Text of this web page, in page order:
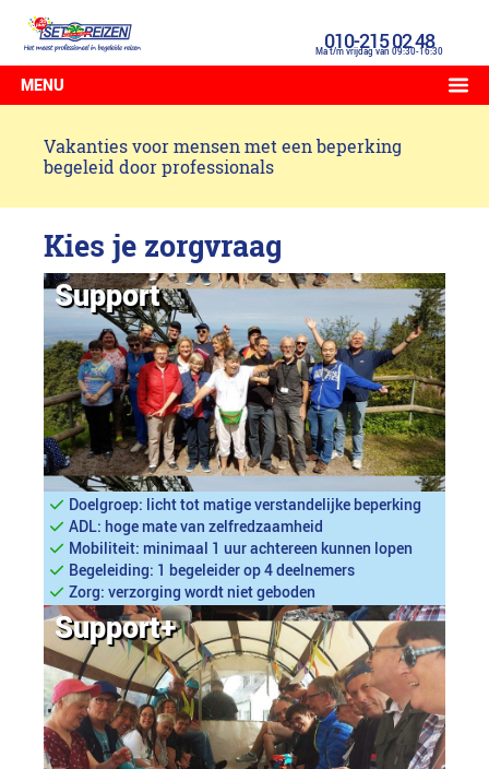
010-215 02 48
Ma t/m vrijdag van 09:30-16:30
MENU
Vakanties voor mensen met een beperking
begeleid door professionals
Kies je zorgvraag
Support
Doelgroep: licht tot matige verstandelijke beperking
ADL: hoge mate van zelfredzaamheid
Mobiliteit: minimaal 1 uur achtereen kunnen lopen
Begeleiding: 1 begeleider op 4 deelnemers
Zorg: verzorging wordt niet geboden
Support+